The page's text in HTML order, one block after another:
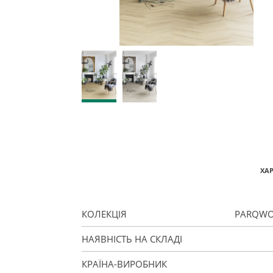
КОЛЕКЦІЯ
НАЯВНІСТЬ НА СКЛАДІ
КРАЇНА-ВИРОБНИК